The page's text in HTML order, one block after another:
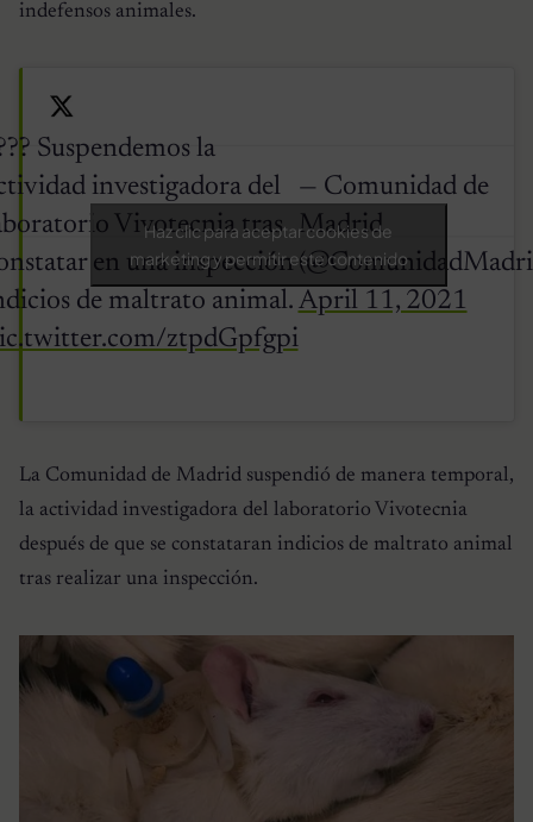
indefensos animales.
Suspendemos la
investigadora del
Vivotecnia tras
en una inspección
de maltrato animal.
ztpdGpfgpi
— Comunidad de
Madrid
April 11, 2021
Haz clic para aceptar cookies de
marketing y permitir este contenido
La Comunidad de Madrid suspendió de manera temporal,
la actividad investigadora del laboratorio Vivotecnia
después de que se constataran indicios de maltrato animal
tras realizar una inspección.